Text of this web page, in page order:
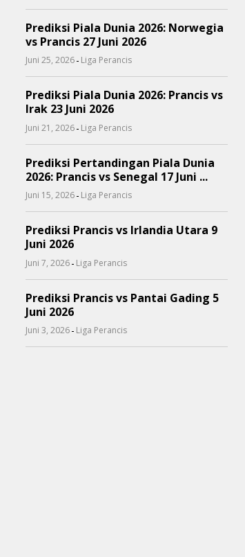
Prediksi Piala Dunia 2026: Norwegia
vs Prancis 27 Juni 2026
Juni 25, 2026 - Liga Perancis
Prediksi Piala Dunia 2026: Prancis vs
Irak 23 Juni 2026
Juni 21, 2026 - Liga Perancis
Prediksi Pertandingan Piala Dunia
2026: Prancis vs Senegal 17 Juni ...
Juni 15, 2026 - Liga Perancis
Prediksi Prancis vs Irlandia Utara 9
Juni 2026
Juni 7, 2026 - Liga Perancis
Prediksi Prancis vs Pantai Gading 5
Juni 2026
Juni 3, 2026 - Liga Perancis